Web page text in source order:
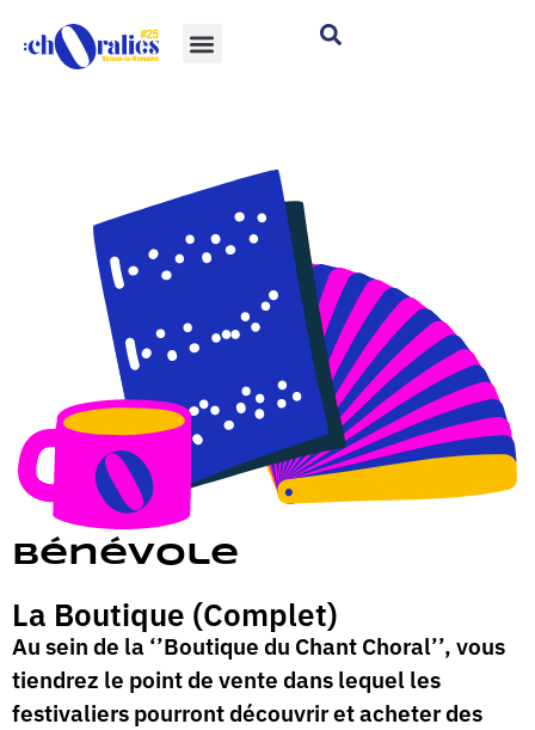
Bénévole
La Boutique (Complet)
Au sein de la ‘’Boutique du Chant Choral’’, vous
tiendrez le point de vente dans lequel les
festivaliers pourront découvrir et acheter des